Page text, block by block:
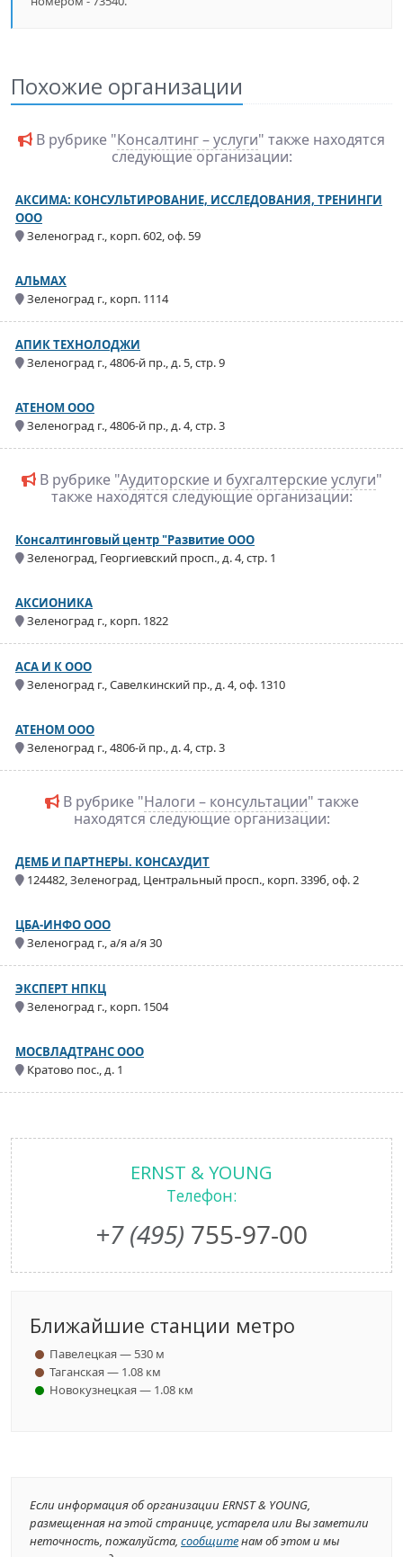
Похожие организации
В рубрике "Консалтинг – услуги" также находятся
следующие организации:
АКСИМА: КОНСУЛЬТИРОВАНИЕ, ИССЛЕДОВАНИЯ, ТРЕНИНГИ
ООО
Зеленоград г., корп. 602, оф. 59
АЛЬМАХ
Зеленоград г., корп. 1114
АПИК ТЕХНОЛОДЖИ
Зеленоград г., 4806-й пр., д. 5, стр. 9
АТЕНОМ ООО
Зеленоград г., 4806-й пр., д. 4, стр. 3
В рубрике "Аудиторские и бухгалтерские услуги"
также находятся следующие организации:
Консалтинговый центр "Развитие ООО
Зеленоград, Георгиевский просп., д. 4, стр. 1
АКСИОНИКА
Зеленоград г., корп. 1822
АСА И К ООО
Зеленоград г., Савелкинский пр., д. 4, оф. 1310
АТЕНОМ ООО
Зеленоград г., 4806-й пр., д. 4, стр. 3
В рубрике "Налоги – консультации" также
находятся следующие организации:
ДЕМБ И ПАРТНЕРЫ. КОНСАУДИТ
124482, Зеленоград, Центральный просп., корп. 339б, оф. 2
ЦБА-ИНФО ООО
Зеленоград г., а/я а/я 30
ЭКСПЕРТ НПКЦ
Зеленоград г., корп. 1504
МОСВЛАДТРАНС ООО
Кратово пос., д. 1
ERNST & YOUNG
Телефон:
+7 (495) 755-97-00
Ближайшие станции метро
Павелецкая — 530 м
Таганская — 1.08 км
Новокузнецкая — 1.08 км
Если информация об организации ERNST & YOUNG,
размещенная на этой странице, устарела или Вы заметили
неточность, пожалуйста, сообщитенам об этом и мы